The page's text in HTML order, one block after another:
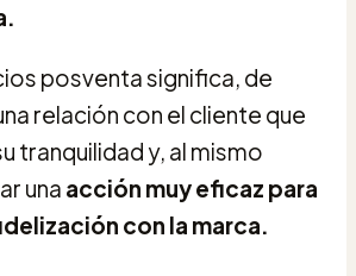
posventa significa, de
relación con el cliente que
tranquilidad y, al mismo
una acción muy eficaz para
con la marca.